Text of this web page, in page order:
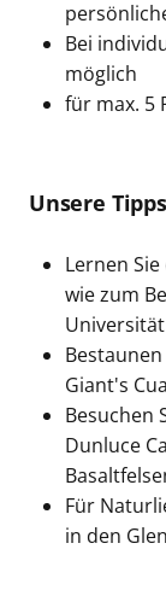
Bei
möglich
für max. 5
Unsere
Lernen
wie zum
Giant's
Besuchen
Dunluce
Für
in den